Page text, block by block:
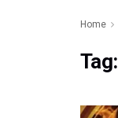
Home
Tag: